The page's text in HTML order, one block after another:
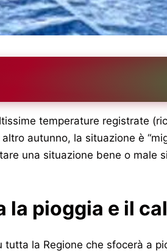
temperature registrate
autunno, la situazione è
una situazione bene o male
la pioggia e il
la Regione che sfocerà a